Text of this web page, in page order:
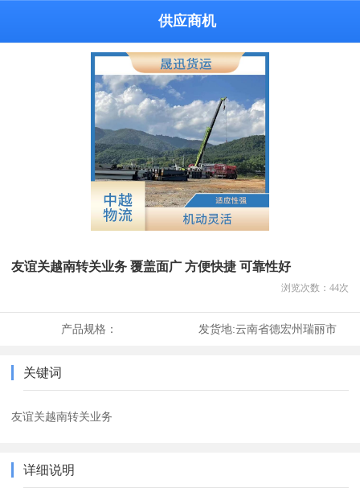
供应商机
友谊关越南转关业务 覆盖面广 方便快捷 可靠性好
浏览次数： 44次
产品规格： 发货地:云南省德宏州瑞丽市
关键词
友谊关越南转关业务
详细说明